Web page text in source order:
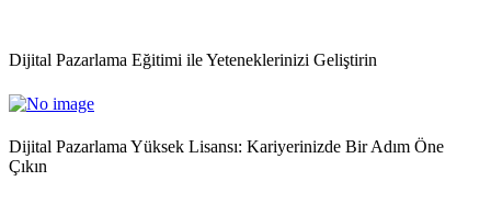
Dijital Pazarlama Eğitimi ile Yeteneklerinizi Geliştirin
Dijital Pazarlama Yüksek Lisansı: Kariyerinizde Bir Adım Öne
Çıkın